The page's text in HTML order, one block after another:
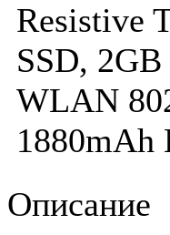
Resistive
SSD,
WLAN
1880mAh
Описание